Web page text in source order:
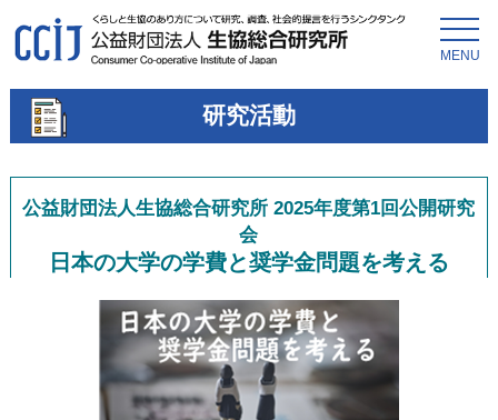
MENU
研究活動
公益財団法人生協総合研究所 2025年度第1回公開研究
会
日本の大学の学費と奨学金問題を考える